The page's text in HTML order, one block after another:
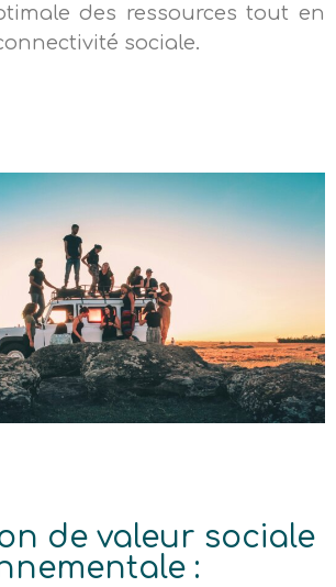
des ressources tout en
sociale.
de valeur sociale
: